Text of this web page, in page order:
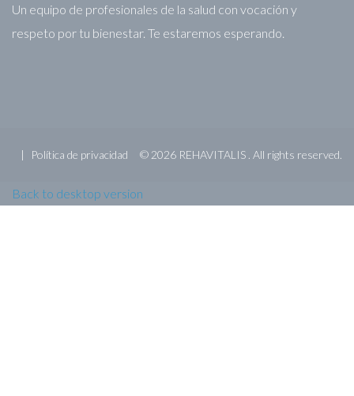
Un equipo de profesionales de la salud con vocación y
respeto por tu bienestar. Te estaremos esperando.
Política de privacidad © 2026 REHAVITALIS . All rights reserved.
Back to desktop version